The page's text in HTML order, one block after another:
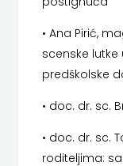
ZRINSKI
ENGLESKOM
• Ana Pirić,
scenske
predškolske
• doc. dr. sc.
• doc. dr. sc.
roditeljima: